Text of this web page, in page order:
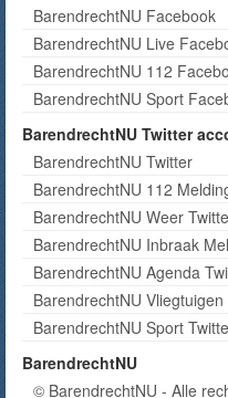
BarendrechtNU Facebook
BarendrechtNU Live
BarendrechtNU 112
BarendrechtNU Sport
BarendrechtNU Twitter
BarendrechtNU Twitter
BarendrechtNU 112
BarendrechtNU Weer
BarendrechtNU Inbraak
BarendrechtNU Agenda
BarendrechtNU Vliegtuigen
BarendrechtNU Sport
BarendrechtNU
© BarendrechtNU - Alle